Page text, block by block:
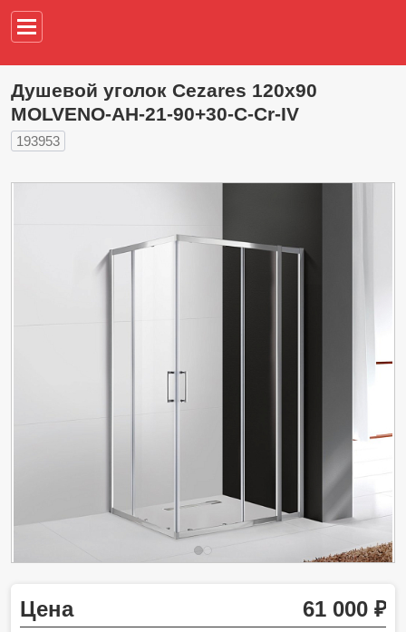
Душевой уголок Cezares 120х90
MOLVENO-AH-21-90+30-C-Cr-IV
193953
Цена 61 000